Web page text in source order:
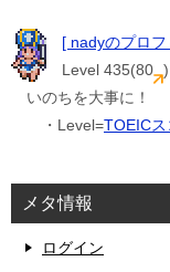
[ nadyのプロフ
Level 435(80 )
いのちを大事に！
・Level=TOEICス
メタ情報
ログイン